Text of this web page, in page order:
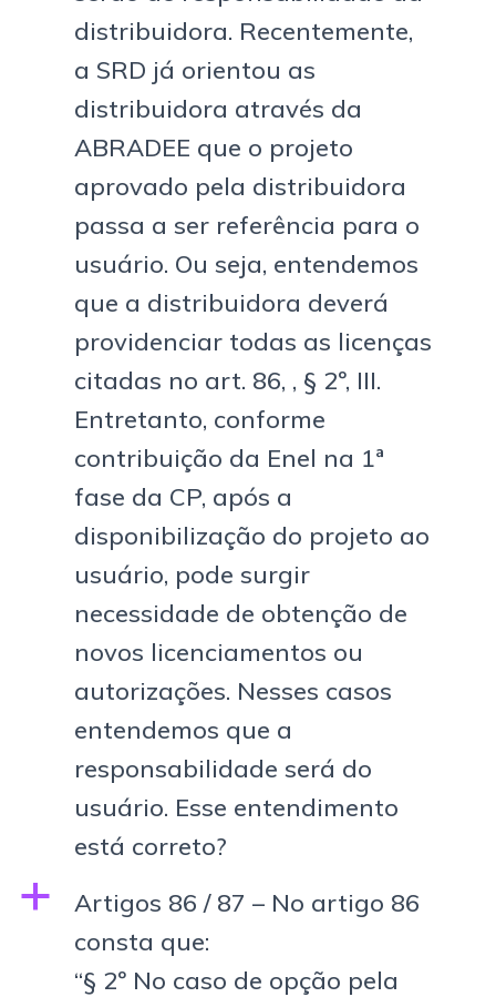
distribuidora. Recentemente,
a SRD já orientou as
distribuidora através da
ABRADEE que o projeto
aprovado pela distribuidora
passa a ser referência para o
usuário. Ou seja, entendemos
que a distribuidora deverá
providenciar todas as licenças
citadas no art. 86, , § 2º, III.
Entretanto, conforme
contribuição da Enel na 1ª
fase da CP, após a
disponibilização do projeto ao
usuário, pode surgir
necessidade de obtenção de
novos licenciamentos ou
autorizações. Nesses casos
entendemos que a
responsabilidade será do
usuário. Esse entendimento
está correto?
a
Artigos 86 / 87 – No artigo 86
consta que:
“§ 2º No caso de opção pela